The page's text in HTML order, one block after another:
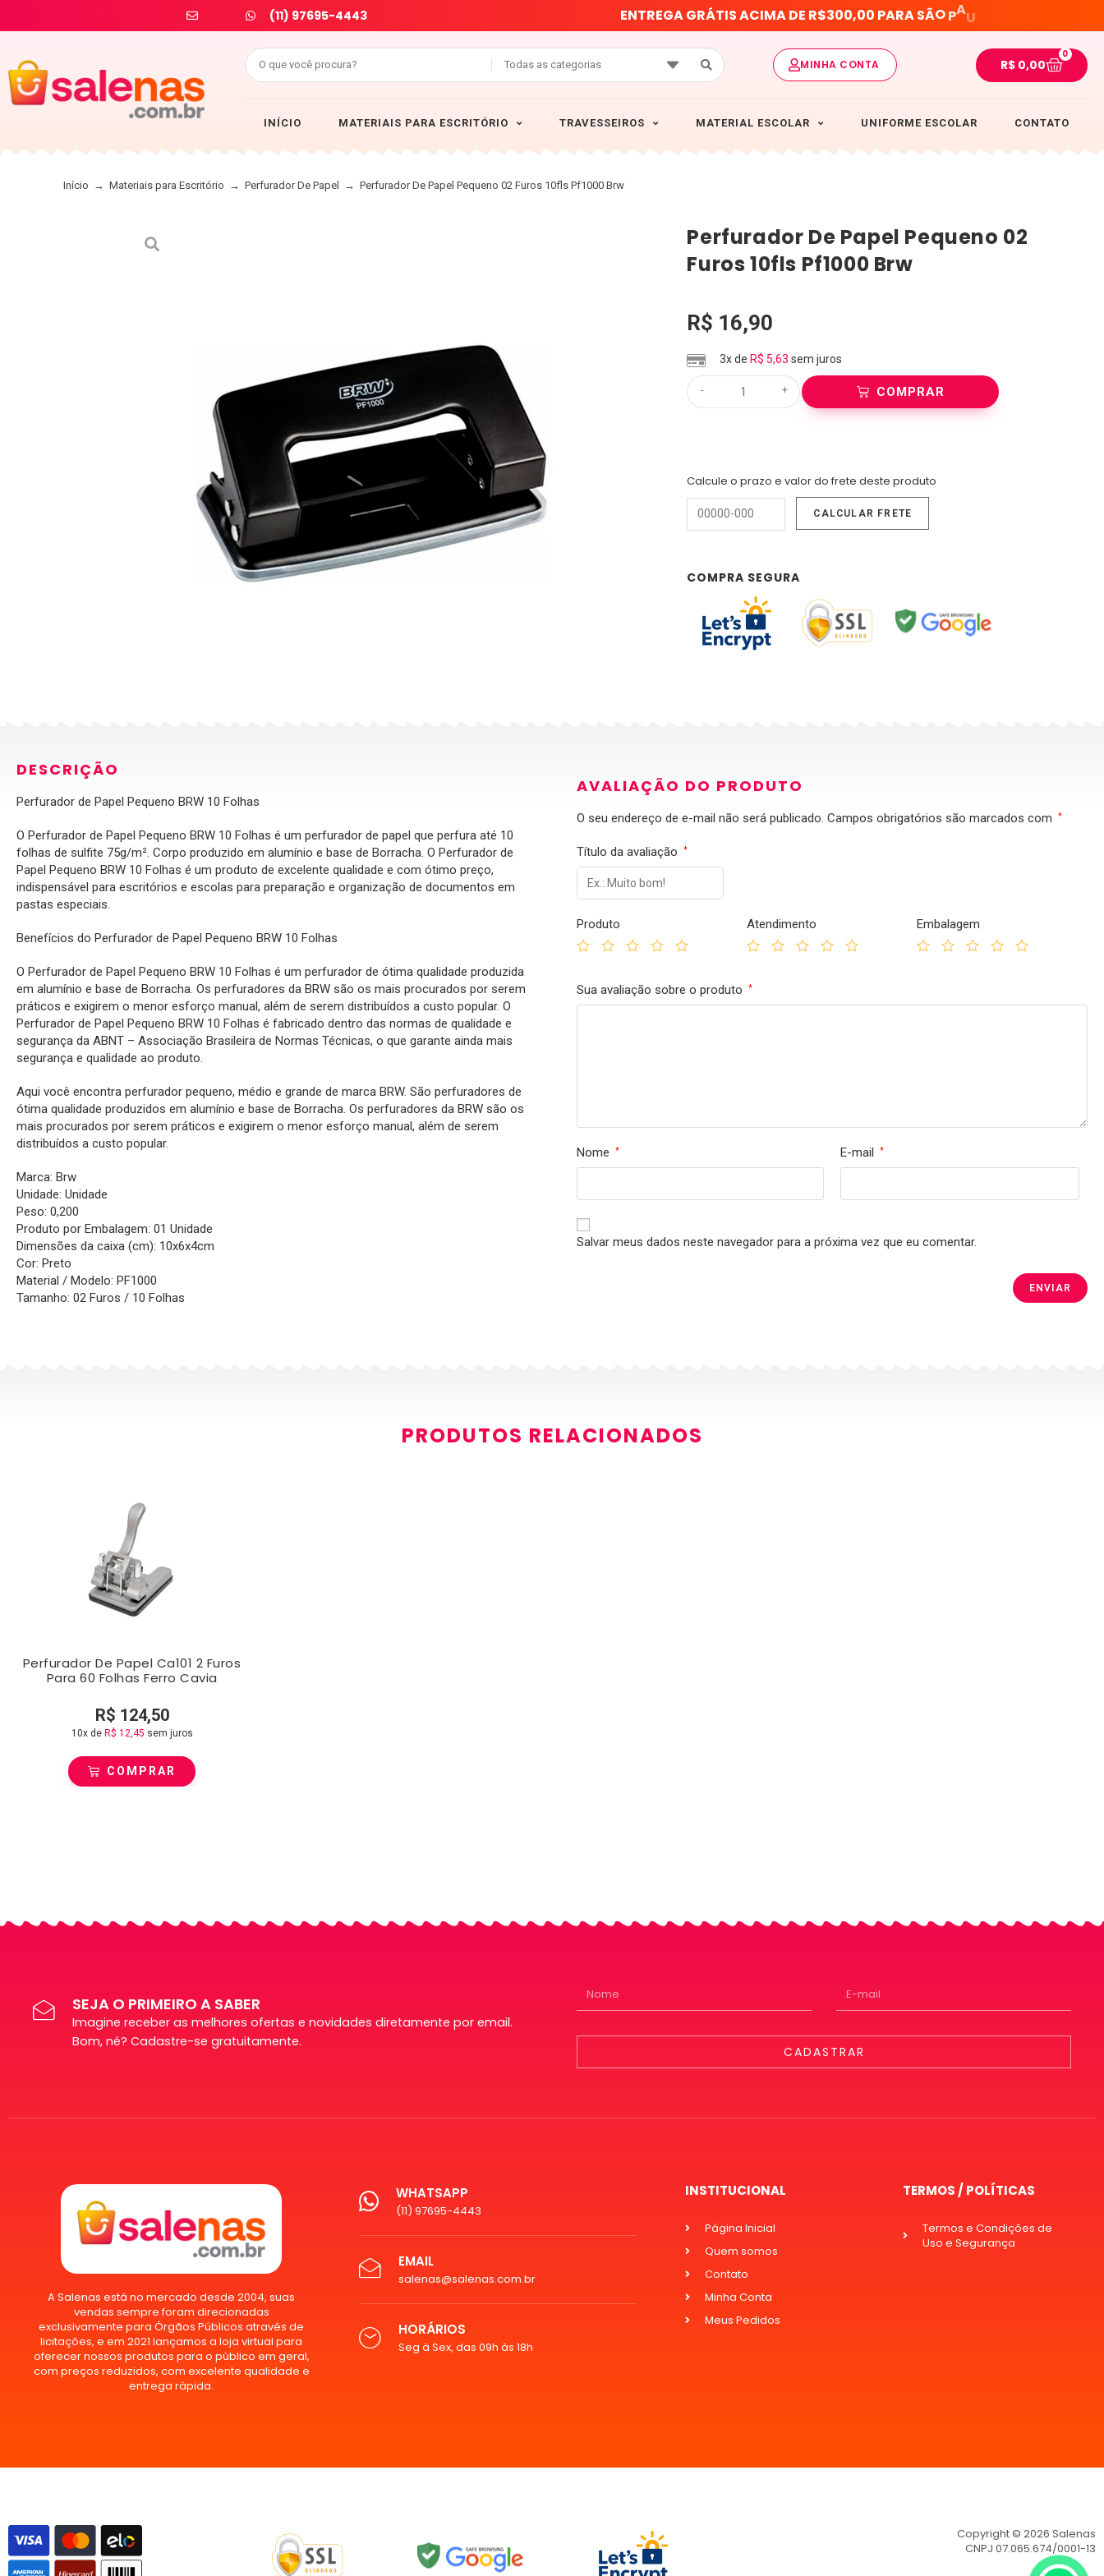
(11) 97695-4443 ENTREGAGRÁTISACIMADE R$300,00 PARASÃOPAU
Todas as categorias MINHA CONTA R$0,00
0
INÍCIO MATERIAIS PARA ESCRITÓRIO TRAVESSEIROS MATERIAL ESCOLAR UNIFORME ESCOLAR CONTATO
Início → Materiais para Escritório → Perfurador De Papel → Perfurador De Papel Pequeno 02 Furos 10fls Pf1000 Brw
Perfurador De Papel Pequeno 02
Furos 10fls Pf1000 Brw
R$ 16,90
3x de R$ 5,63 sem juros
- + COMPRAR
Calcule o prazo e valor do frete deste produto
COMPRA SEGURA
DESCRIÇÃO
Perfurador de Papel Pequeno BRW 10 Folhas
O Perfurador de Papel Pequeno BRW 10 Folhas é um perfurador de papel que perfura até 10
folhas de sulfite 75g/m². Corpo produzido em alumínio e base de Borracha. O Perfurador de
Papel Pequeno BRW 10 Folhas é um produto de excelente qualidade e com ótimo preço,
indispensável para escritórios e escolas para preparação e organização de documentos em
pastas especiais.
Benefícios do Perfurador de Papel Pequeno BRW 10 Folhas
O Perfurador de Papel Pequeno BRW 10 Folhas é um perfurador de ótima qualidade produzida
em alumínio e base de Borracha. Os perfuradores da BRW são os mais procurados por serem
práticos e exigirem o menor esforço manual, além de serem distribuídos a custo popular. O
Perfurador de Papel Pequeno BRW 10 Folhas é fabricado dentro das normas de qualidade e
segurança da ABNT – Associação Brasileira de Normas Técnicas, o que garante ainda mais
segurança e qualidade ao produto.
Aqui você encontra perfurador pequeno, médio e grande de marca BRW. São perfuradores de
ótima qualidade produzidos em alumínio e base de Borracha. Os perfuradores da BRW são os
mais procurados por serem práticos e exigirem o menor esforço manual, além de serem
distribuídos a custo popular.
Marca: Brw
Unidade: Unidade
Peso: 0,200
Produto por Embalagem: 01 Unidade
Dimensões da caixa (cm): 10x6x4cm
Cor: Preto
Material / Modelo: PF1000
Tamanho: 02 Furos / 10 Folhas
AVALIAÇÃO DO PRODUTO
O seu endereço de e-mail não será publicado. Campos obrigatórios são marcados com *
Título da avaliação *
Produto Atendimento Embalagem
Sua avaliação sobre o produto *
Nome * E-mail *
Salvar meus dados neste navegador para a próxima vez que eu comentar.
PRODUTOS RELACIONADOS
Perfurador De Papel Ca101 2 Furos
Para 60 Folhas Ferro Cavia
R$ 124,50
10x de R$ 12,45 sem juros
COMPRAR
SEJA O PRIMEIRO A SABER
Imagine receber as melhores ofertas e novidades diretamente por email.
Bom, né? Cadastre-se gratuitamente.
CADASTRAR
A Salenas está no mercado desde 2004, suas
vendas sempre foram direcionadas
exclusivamente para Órgãos Públicos através de
licitações, e em 2021 lançamos a loja virtual para
oferecer nossos produtos para o público em geral,
com preços reduzidos, com excelente qualidade e
entrega rápida.
WHATSAPP
(11) 97695-4443
EMAIL
salenas@salenas.com.br
HORÁRIOS
Seg à Sex, das 09h às 18h
INSTITUCIONAL
Página Inicial
Quem somos
Contato
Minha Conta
Meus Pedidos
TERMOS / POLÍTICAS
Termos e Condições de
Uso e Segurança
Copyright © 2026 Salenas
CNPJ 07.065.674/0001-13